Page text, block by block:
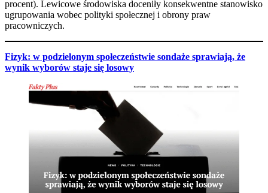
procent). Lewicowe środowiska doceniły konsekwentne stanowisko
ugrupowania wobec polityki społecznej i obrony praw
pracowniczych.
Fizyk: w podzielonym społeczeństwie sondaże sprawiają, że
wynik wyborów staje się losowy